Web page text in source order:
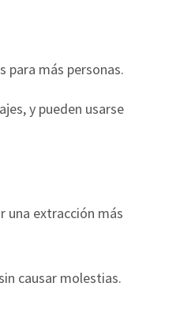
para más personas.
y pueden usarse
una extracción más
causar molestias.